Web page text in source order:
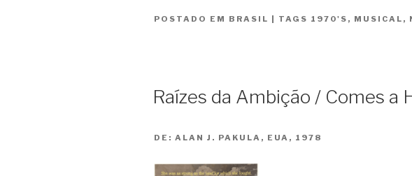
Carnaval
POSTADO EM BRASIL TAGS 1970'S , MUSICAL ,
Raízes da Ambição / Comes a
DE: ALAN J. PAKULA, EUA, 1978